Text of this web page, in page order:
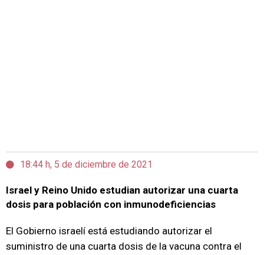
18:44 h, 5 de diciembre de 2021
Israel y Reino Unido estudian autorizar una cuarta
dosis para población con inmunodeficiencias
El Gobierno israelí está estudiando autorizar el
suministro de una cuarta dosis de la vacuna contra el